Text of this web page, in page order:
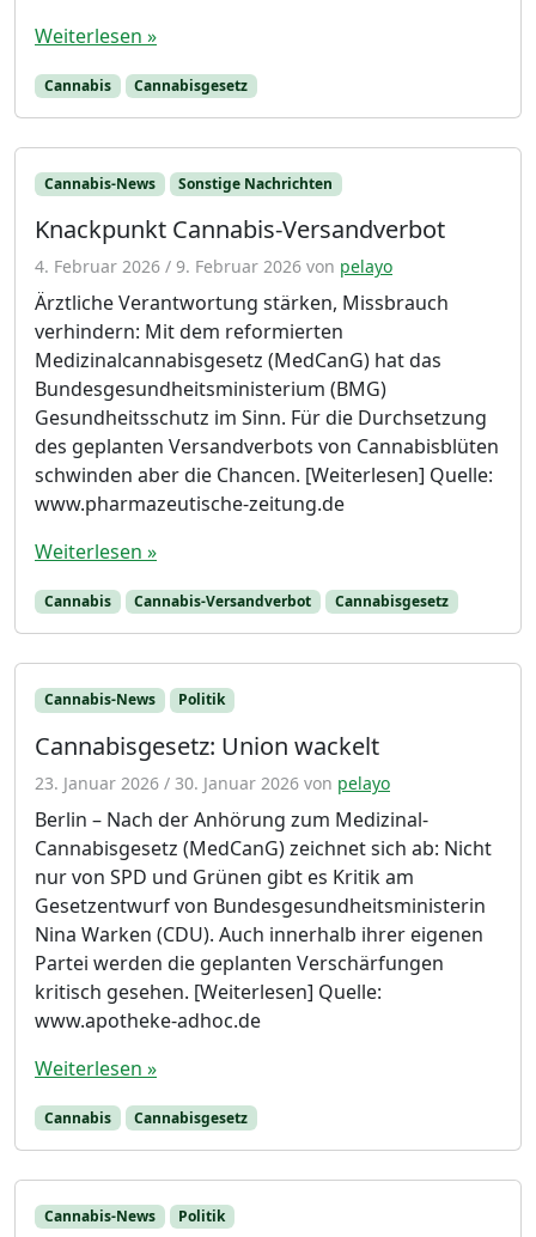
Weiterlesen »
Cannabis Cannabisgesetz
Cannabis-News Sonstige Nachrichten
Knackpunkt Cannabis-Versandverbot
4. Februar 2026 / 9. Februar 2026 von pelayo
Ärztliche Verantwortung stärken, Missbrauch
verhindern: Mit dem reformierten
Medizinalcannabisgesetz (MedCanG) hat das
Bundesgesundheitsministerium (BMG)
Gesundheitsschutz im Sinn. Für die Durchsetzung
des geplanten Versandverbots von Cannabisblüten
schwinden aber die Chancen. [Weiterlesen] Quelle:
www.pharmazeutische-zeitung.de
Weiterlesen »
Cannabis Cannabis-Versandverbot Cannabisgesetz
Cannabis-News Politik
Cannabisgesetz: Union wackelt
23. Januar 2026 / 30. Januar 2026 von pelayo
Berlin – Nach der Anhörung zum Medizinal-
Cannabisgesetz (MedCanG) zeichnet sich ab: Nicht
nur von SPD und Grünen gibt es Kritik am
Gesetzentwurf von Bundesgesundheitsministerin
Nina Warken (CDU). Auch innerhalb ihrer eigenen
Partei werden die geplanten Verschärfungen
kritisch gesehen. [Weiterlesen] Quelle:
www.apotheke-adhoc.de
Weiterlesen »
Cannabis Cannabisgesetz
Cannabis-News Politik